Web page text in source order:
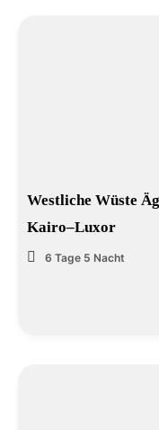
Westliche Wüste
Kairo–Luxor
6 Tage 5 Nacht